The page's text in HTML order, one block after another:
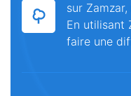
sur
En utilisant
faire une